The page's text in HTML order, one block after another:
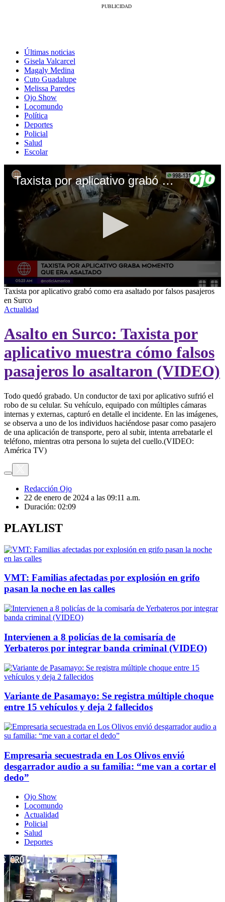
Últimas noticias
Gisela Valcarcel
Magaly Medina
Cuto Guadalupe
Melissa Paredes
Ojo Show
Locomundo
Política
Deportes
Policial
Salud
Escolar
Taxista por aplicativo grabó como era asaltado por falsos pasajeros en Surco
0
seconds
of
2
9
seconds
Taxista por aplicativo grabó como era asaltado por falsos pasajeros
en Surco
Actualidad
Asalto en Surco: Taxista por
aplicativo muestra cómo falsos
pasajeros lo asaltaron (VIDEO)
Todo quedó grabado. Un conductor de taxi por aplicativo sufrió el
robo de su celular. Su vehículo, equipado con múltiples cámaras
internas y externas, capturó en detalle el incidente. En las imágenes,
se observa a uno de los individuos haciéndose pasar como pasajero
de una aplicación de transporte, pero al subir, intenta arrebatarle el
teléfono, mientras otra persona lo sujeta del cuello.(VIDEO:
América TV)
Redacción Ojo
22 de enero de 2024 a las 09:11 a.m.
Duración: 02:09
PLAYLIST
VMT: Familias afectadas por explosión en grifo
pasan la noche en las calles
Intervienen a 8 policías de la comisaría de
Yerbateros por integrar banda criminal (VIDEO)
Variante de Pasamayo: Se registra múltiple choque
entre 15 vehículos y deja 2 fallecidos
Empresaria secuestrada en Los Olivos envió
desgarrador audio a su familia: “me van a cortar el
dedo”
Ojo Show
Locomundo
Actualidad
Policial
Salud
Deportes